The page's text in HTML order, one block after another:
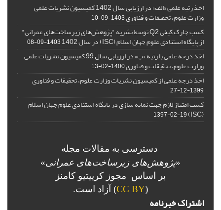
اخذ رتبه علمی «الف» در ارزیابی سال 1402 کمیسیون نشریات علمی
وزارت علوم، تحقیقات و فناوری1403-09-10
کسب چارک کیفی Q2 توسط نشریه "پژوهش‌های زیرساخت‌های عمرانی"
از پایگاه استنادی علوم جهان اسلام (ISC) در سال 1402 1403-09-08
اخذ درجه علمی با رتبه «ب» در ارزیابی سال 99 کمیسیون نشریات علمی
وزارت علوم، تحقیقات و فناوری1400-02-13
اخذ درجه علمی از کمیسیون نشریات وزارت علوم، تحقیقات و فناوری
1399-12-27
کسب امتیاز لازم جهت نمایه سازی در پایگاه استنادی علوم جهان اسلام
(ISC)
1397-02-19
دسترسی به مقالات مجله
«پژوهش‌های زیرساخت‌های عمرانی»
بر اساس مجوز کرییتیو کامنز
(
CC BY) آزاد است.
اشتراک خبرنامه